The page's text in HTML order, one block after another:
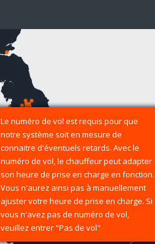
Le numéro de vol est requis pour que
notre système soit en mesure de
connaitre d'éventuels retards. Avec le
numéro de vol, le chauffeur peut adapter
son heure de prise en charge en fonction.
Vous n'aurez ainsi pas à manuellement
ajuster votre heure de prise en charge. Si
vous n'avez pas de numéro de vol,
veuillez entrer "Pas de vol"